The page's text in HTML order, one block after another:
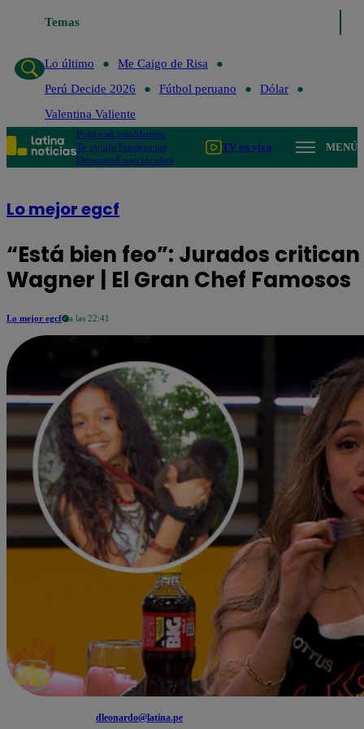
Temas
Lo último
Me Caigo de Risa
Perú Decide 2026
Fútbol peruano
Dólar
Valentina Valiente
PolíticaLimaMundo
Te ayudoTendencias
DeportesEspectáculos
TV en vivo MENÚ
Lo mejor egcf
“Está bien feo”: Jurados
Wagner | El Gran Chef Famosos
Lo mejor egcf a las 22:41
dleonardo@latina.pe